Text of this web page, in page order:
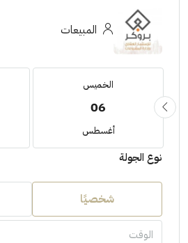
المبيعات
الخميس
06
أغسطس
نوع الجولة
شخصيًا
الوقت